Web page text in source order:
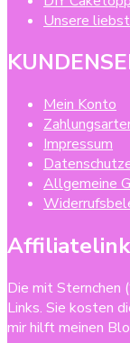
Unsere
Mein Konto
Impressum
Allgemeine
Die mit Sternchen
Links. Sie kosten
mir hilft meinen